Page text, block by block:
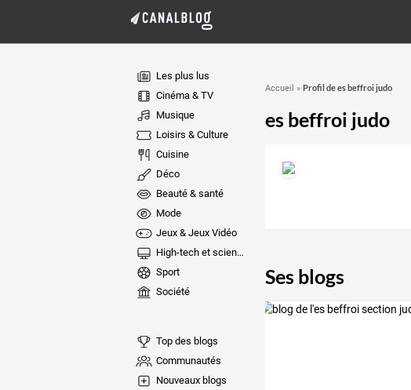
Les plus lus
Cinéma & TV
Musique
Loisirs & Culture
Cuisine
Déco
Beauté & santé
Mode
Jeux & Jeux Vidéo
High-tech et sciences
Sport
Société
Top des blogs
Communautés
Nouveaux blogs
Accueil » Profil de es beffroi judo
es beffroi judo
Ses blogs